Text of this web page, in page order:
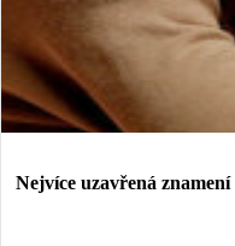
Nejvíce uzavřená